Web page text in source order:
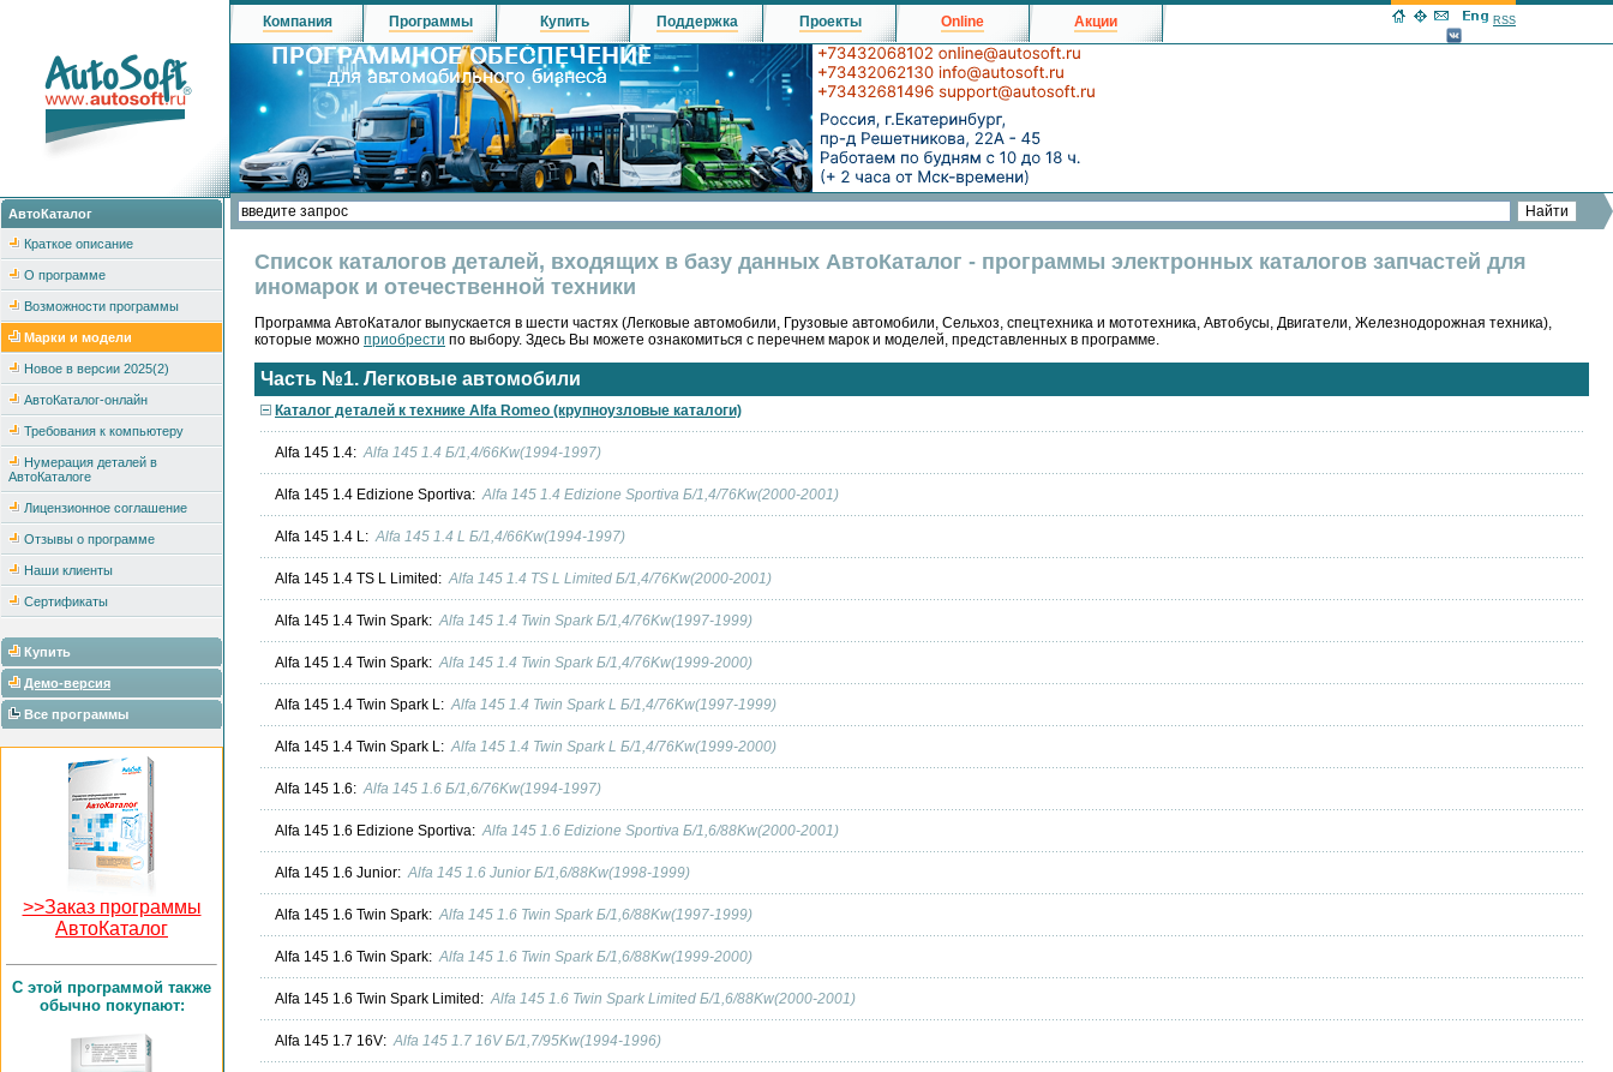
АвтоКаталог
Краткое описание
О программе
Возможности программы
Марки и модели
Новое в версии 2025(2)
АвтоКаталог-онлайн
Требования к компьютеру
Нумерация деталей в
АвтоКаталоге
Лицензионное соглашение
Отзывы о программе
Наши клиенты
Сертификаты
Купить
Демо-версия
Все программы
>>Заказ программы
АвтоКаталог
C этой программой также
обычно покупают:
Компания Программы Купить Поддержка Проекты Online Акции RSS
Список каталогов деталей, входящих в базу данных АвтоКаталог - программы электронных каталогов запчастей для
иномарок и отечественной техники
Программа АвтоКаталог выпускается в шести частях (Легковые автомобили, Грузовые автомобили, Сельхоз, спецтехника и мототехника, Автобусы, Двигатели, Железнодорожная техника),
которые можно приобрести по выбору. Здесь Вы можете ознакомиться с перечнем марок и моделей, представленных в программе.
Часть №1. Легковые автомобили
Каталог деталей к технике Alfa Romeo (крупноузловые каталоги)
Alfa 145 1.4:Alfa 145 1.4 Б/1,4/66Kw(1994-1997)
Alfa 145 1.4 Edizione Sportiva:Alfa 145 1.4 Edizione Sportiva Б/1,4/76Kw(2000-2001)
Alfa 145 1.4 L:Alfa 145 1.4 L Б/1,4/66Kw(1994-1997)
Alfa 145 1.4 TS L Limited:Alfa 145 1.4 TS L Limited Б/1,4/76Kw(2000-2001)
Alfa 145 1.4 Twin Spark:Alfa 145 1.4 Twin Spark Б/1,4/76Kw(1997-1999)
Alfa 145 1.4 Twin Spark:Alfa 145 1.4 Twin Spark Б/1,4/76Kw(1999-2000)
Alfa 145 1.4 Twin Spark L:Alfa 145 1.4 Twin Spark L Б/1,4/76Kw(1997-1999)
Alfa 145 1.4 Twin Spark L:Alfa 145 1.4 Twin Spark L Б/1,4/76Kw(1999-2000)
Alfa 145 1.6:Alfa 145 1.6 Б/1,6/76Kw(1994-1997)
Alfa 145 1.6 Edizione Sportiva:Alfa 145 1.6 Edizione Sportiva Б/1,6/88Kw(2000-2001)
Alfa 145 1.6 Junior:Alfa 145 1.6 Junior Б/1,6/88Kw(1998-1999)
Alfa 145 1.6 Twin Spark:Alfa 145 1.6 Twin Spark Б/1,6/88Kw(1997-1999)
Alfa 145 1.6 Twin Spark:Alfa 145 1.6 Twin Spark Б/1,6/88Kw(1999-2000)
Alfa 145 1.6 Twin Spark Limited:Alfa 145 1.6 Twin Spark Limited Б/1,6/88Kw(2000-2001)
Alfa 145 1.7 16V:Alfa 145 1.7 16V Б/1,7/95Kw(1994-1996)